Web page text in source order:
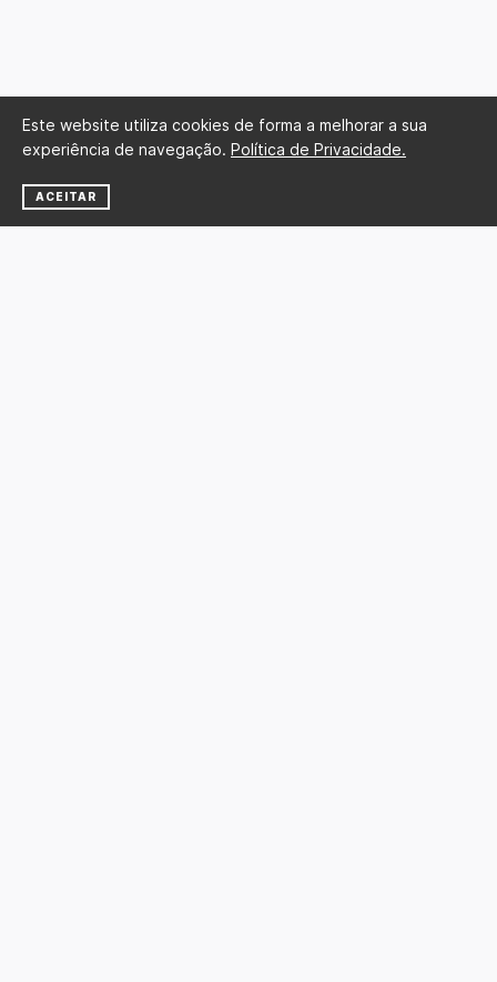
Este website utiliza cookies de forma a melhorar a sua
experiência de navegação. Política de Privacidade.
ACEITAR